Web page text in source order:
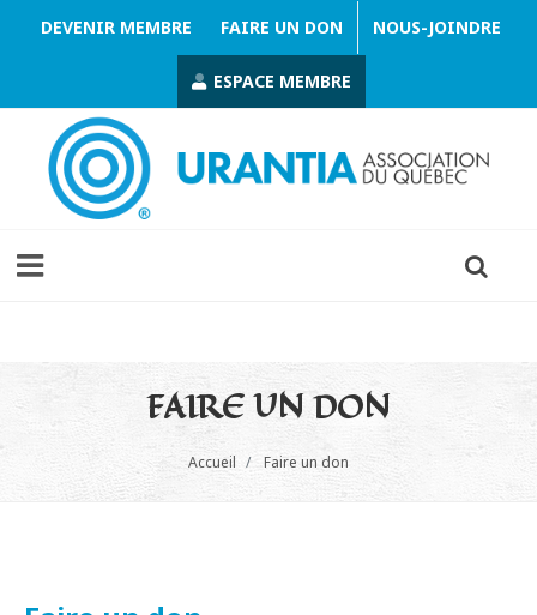
DEVENIR MEMBRE FAIRE UN DON NOUS-JOINDRE
ESPACE MEMBRE
FAIRE UN DON
Accueil Faire un don